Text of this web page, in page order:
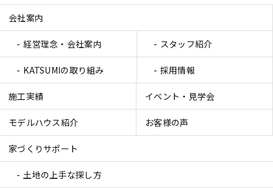
会社案内
経営理念・会社案内 スタッフ紹介
KATSUMIの取り組み 採用情報
施工実績 イベント・見学会
モデルハウス紹介 お客様の声
家づくりサポート
土地の上手な探し方